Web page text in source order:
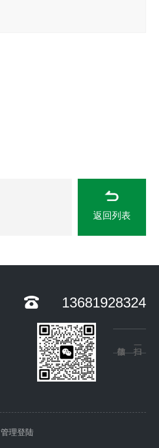
返回列表
13681928324
管理登陆